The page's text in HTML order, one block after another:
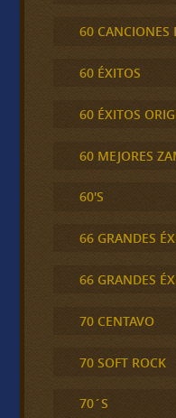
60 CANCIONES
60 ÉXITOS
60 ÉXITOS
60 MEJORES
60'S
66 GRANDES
66 GRANDES
70 CENTAVO
70 SOFT ROCK
70´S